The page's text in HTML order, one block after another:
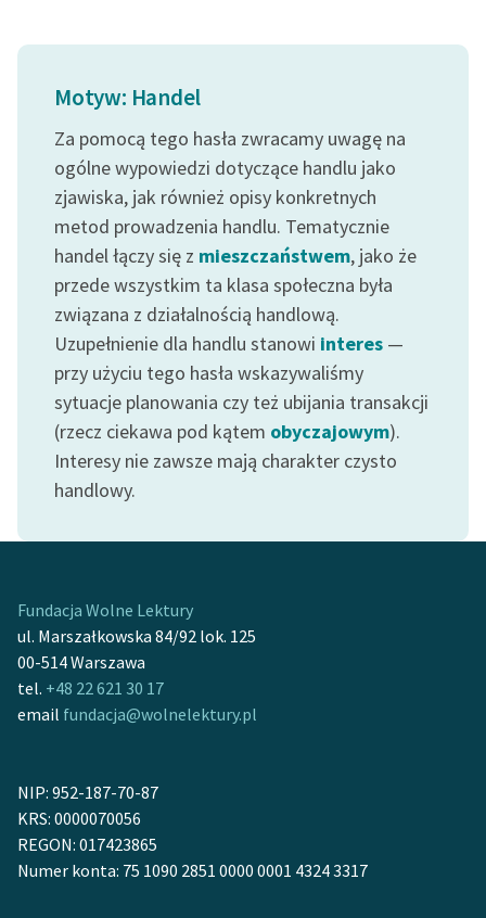
Kolekcje edukacyjne
do domeny publicznej,
lektur szkolnych oraz
Starego Testamentu
Odkurzamy bohaterów
Szkoła Poezji Wolnych
O nas
O projekcie
Zespół
Materiały promocyjne
Polityka prywatności
Regulamin biblioteki
sprawozdania finansowe
Regulamin darowizn
Motyw: Handel
Za pomocą tego hasła zwracamy uwagę na
ogólne wypowiedzi dotyczące handlu jako
zjawiska, jak również opisy konkretnych
metod prowadzenia handlu. Tematycznie
handel łączy się z mieszczaństwem, jako że
przede wszystkim ta klasa społeczna była
związana z działalnością handlową.
Uzupełnienie dla handlu stanowi interes —
przy użyciu tego hasła wskazywaliśmy
sytuacje planowania czy też ubijania transakcji
(rzecz ciekawa pod kątem obyczajowym).
Interesy nie zawsze mają charakter czysto
handlowy.
Fundacja Wolne Lektury
ul. Marszałkowska 84/92 lok. 125
00-514 Warszawa
tel. +48 22 621 30 17
email fundacja@wolnelektury.pl
NIP: 952-187-70-87
KRS: 0000070056
REGON: 017423865
Numer konta: 75 1090 2851 0000 0001 4324 3317